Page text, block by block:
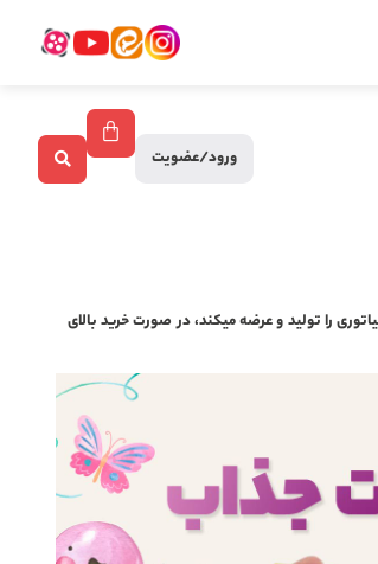
ورود/عضویت
را تولید و عرضه میکند، در صورت خرید بالای